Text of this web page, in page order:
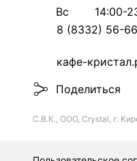
Вс
14:00-
8 (8332) 56-
кафе-
Поделиться
С.В.К., ООО, Crystal, г.